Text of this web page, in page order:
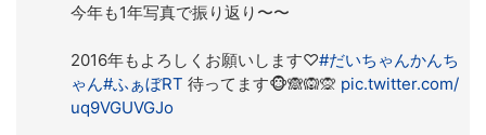
今年も1年写真で振り返り〜〜
2016年もよろしくお願いします♡#だいちゃんかんち
ゃん#ふぁぼRT 待ってます🐵🙈🙉🙊 pic.twitter.com/
uq9VGUVGJo